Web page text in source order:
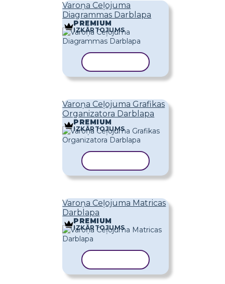
Varoņa Ceļojuma
Diagrammas Darblapa
PREMIUM
IZKĀRTOJUMS
Varoņa Ceļojuma Grafikas
Organizatora Darblapa
PREMIUM
IZKĀRTOJUMS
Varoņa Ceļojuma Matricas
Darblapa
PREMIUM
IZKĀRTOJUMS